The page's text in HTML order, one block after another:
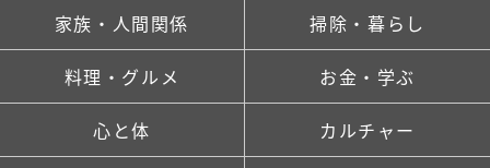
家族・人間関係 掃除・暮らし
料理・グルメ お金・学ぶ
心と体 カルチャー